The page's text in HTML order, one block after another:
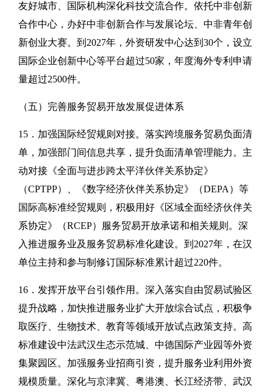
友好城市、国际机构深化科技交流合作。依托中非创新
合作中心，办好中非创新合作与发展论坛、中非青年创
新创业大赛。到2027年，外资研发中心达到30个，设立
国际企业创新中心等平台超过50家，年度海外专利申请
量超过2500件。
（五）完善服务贸易开放发展促进体系
15．加强国际经贸规则对接。落实跨境服务贸易负面清
单，加强部门间信息共享，提升负面清单管理能力。主
动对接《全面与进步跨太平洋伙伴关系协定》
（CPTPP）、《数字经济伙伴关系协定》（DEPA）等
国际高标准经贸规则，积极用好《区域全面经济伙伴关
系协定》（RCEP）服务贸易开放承诺和相关规则。深
入推进服务业及服务贸易标准化建设。到2027年，在汉
单位主持和参与制修订国际标准累计超过220件。
16．发挥开放平台引领作用。深入落实自由贸易试验区
提升战略，加快推进服务业扩大开放综合试点，积极争
取医疗、生物技术、教育等领域开放试点政策支持。高
标准建设中法武汉生态示范城、中德国际产业园等外资
集聚园区。加强服务业招商引资，提升服务业利用外资
规模质量。深化与京津冀、粤港澳、长江经济带、武汉